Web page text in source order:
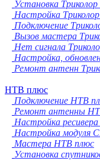
Установка
Настройка
Подключение
Вызов мастера
Нет сигнала
Настройка,
Ремонт антенн
НТВ плюс
Подключение НТВ
Ремонт антенны
Настройка
Настройка модуля
Мастера НТВ плюс
Установка